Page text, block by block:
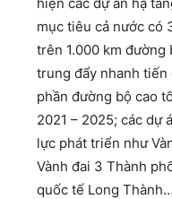
mục tiêu cả nước có
trên 1.000 km đường
trung đẩy nhanh tiến
phần đường bộ cao
2021 – 2025; các dự
lực phát triển như
Vành đai 3 Thành
quốc tế Long